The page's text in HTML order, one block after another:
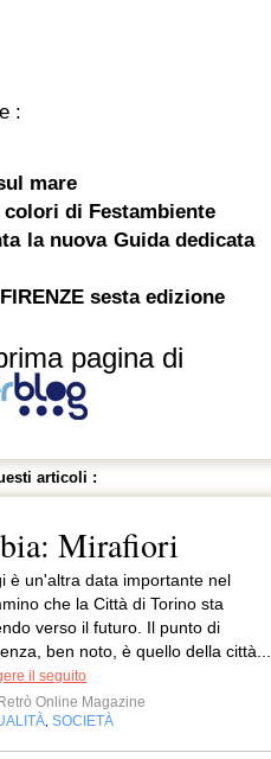
:
mare
colori di Festambiente
la nuova Guida dedicata
sesta edizione
pagina di
articoli :
Mirafiori
è un'altra data importante nel
che la Città di Torino sta
verso il futuro. Il punto di
ben noto, è quello della città...
il seguito
Retrò Online Magazine
SOCIETÀ